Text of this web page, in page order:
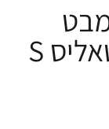
בגימור כרום, סדרת טאליס S